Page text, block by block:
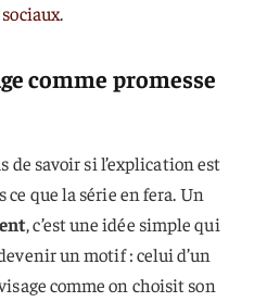
.
comme promesse
de savoir si l’explication est
ce que la série en fera. Un
, c’est une idée simple qui
un motif : celui d’un
comme on choisit son